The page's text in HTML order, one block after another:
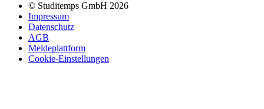
© Studitemps GmbH 2026
Impressum
Datenschutz
AGB
Meldeplattform
Cookie-Einstellungen